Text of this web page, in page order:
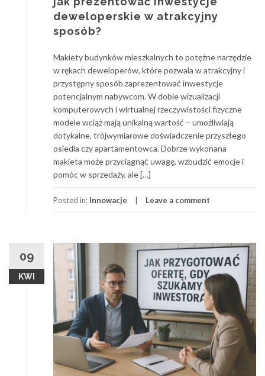
deweloperskie w atrakcyjny
sposób?
Makiety budynków mieszkalnych to potężne narzędzie
w rękach deweloperów, które pozwala w atrakcyjny i
przystępny sposób zaprezentować inwestycje
potencjalnym nabywcom. W dobie wizualizacji
komputerowych i wirtualnej rzeczywistości fizyczne
modele wciąż mają unikalną wartość – umożliwiają
dotykalne, trójwymiarowe doświadczenie przyszłego
osiedla czy apartamentowca. Dobrze wykonana
makieta może przyciągnąć uwagę, wzbudzić emocje i
pomóc w sprzedaży, ale […]
Posted in: Innowacje Leave a comment
09
KWI